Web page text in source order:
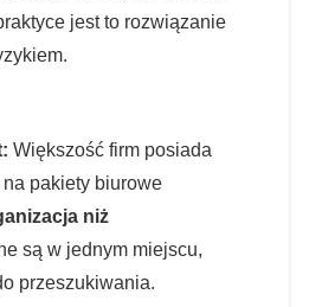
jest to rozwiązanie
Większość firm posiada
pakiety biurowe
niż
są w jednym miejscu,
przeszukiwania.